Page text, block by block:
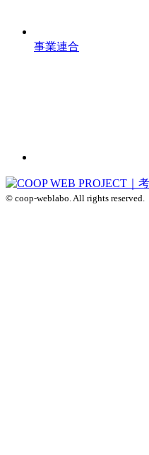
事業連合
© coop-weblabo. All rights reserved.